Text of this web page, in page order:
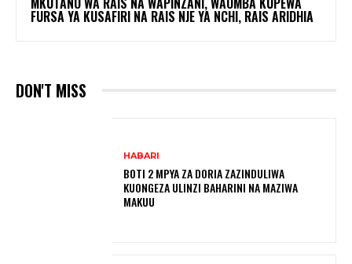
FURSA YA KUSAFIRI NA RAIS NJE YA NCHI, RAIS ARIDHIA
DON'T MISS
HABARI
BOTI 2 MPYA ZA DORIA ZAZINDULIWA
KUONGEZA ULINZI BAHARINI NA MAZIWA
MAKUU